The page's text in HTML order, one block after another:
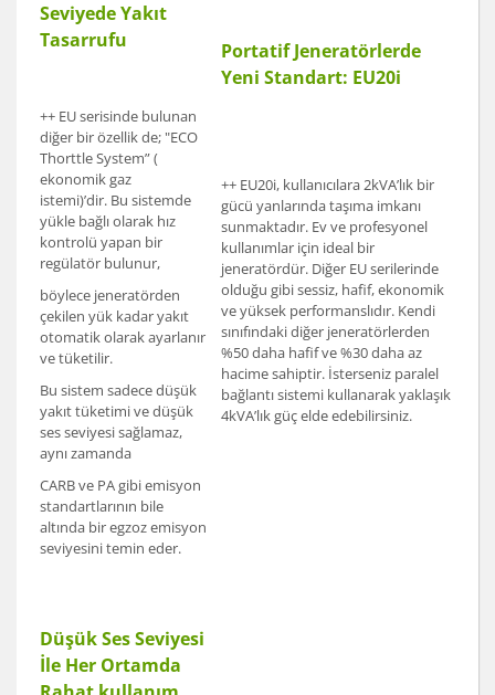
Seviyede Yakıt
Tasarrufu
++ EU serisinde bulunan
diğer bir özellik de; "ECO
Thorttle System” (
ekonomik gaz
istemi)’dir. Bu sistemde
yükle bağlı olarak hız
kontrolü yapan bir
regülatör bulunur,
böylece jeneratörden
çekilen yük kadar yakıt
otomatik olarak ayarlanır
ve tüketilir.
Bu sistem sadece düşük
yakıt tüketimi ve düşük
ses seviyesi sağlamaz,
aynı zamanda
CARB ve PA gibi emisyon
standartlarının bile
altında bir egzoz emisyon
seviyesini temin eder.
Portatif Jeneratörlerde
Yeni Standart: EU20i
++ EU20i, kullanıcılara 2kVA’lık bir
gücü yanlarında taşıma imkanı
sunmaktadır. Ev ve profesyonel
kullanımlar için ideal bir
jeneratördür. Diğer EU serilerinde
olduğu gibi sessiz, hafif, ekonomik
ve yüksek performanslıdır. Kendi
sınıfındaki diğer jeneratörlerden
%50 daha hafif ve %30 daha az
hacime sahiptir. İsterseniz paralel
bağlantı sistemi kullanarak yaklaşık
4kVA’lık güç elde edebilirsiniz.
Düşük Ses Seviyesi
İle Her Ortamda